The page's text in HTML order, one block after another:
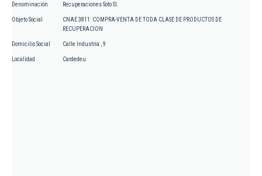
Denominación Recuperaciones Soto Sl.
Objeto Social
CNAE 3811: COMPRA-VENTA DE TODA CLASE DE PRODUCTOS DE
RECUPERACION
Domicilio Social Calle Industria , 9
Localidad Cardedeu